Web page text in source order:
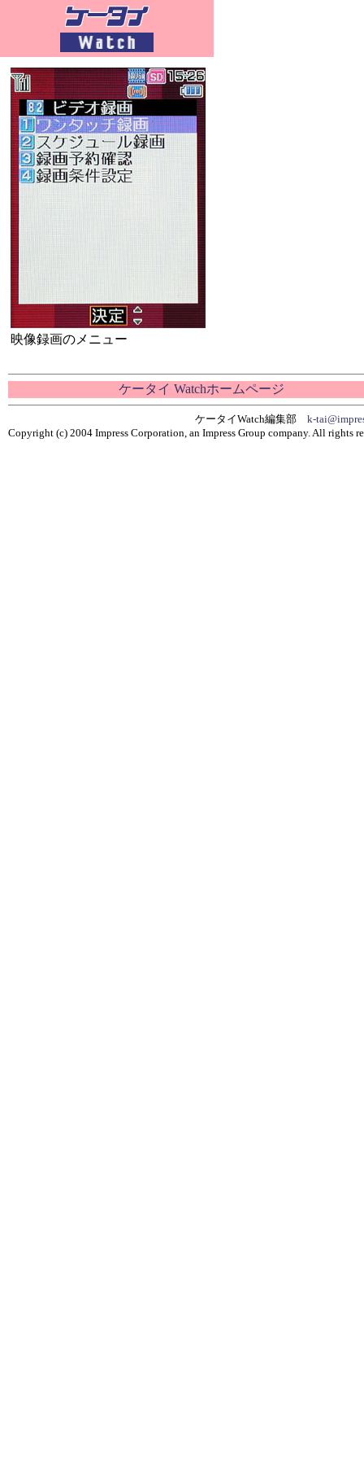
映像録画のメニュー
ケータイ Watchホームページ
ケータイWatch編集部 k-
Copyright (c) 2004 Impress Corporation, an Impress Group company. All rights